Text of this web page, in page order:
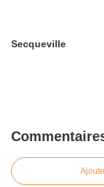
Secqueville